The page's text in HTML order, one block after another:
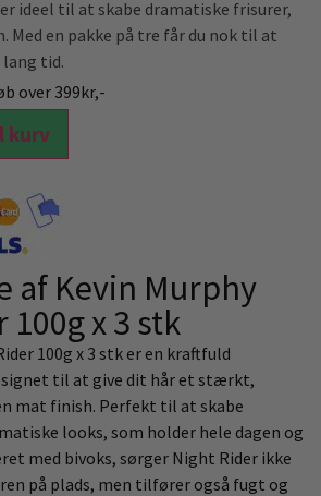
ideel til at skabe dramatiske frisurer,
Med en pakke på tre får du nok til at
tid.
over 399kr,-
kurv
af Kevin Murphy
100g x 3 stk
100g x 3 stk er en kraftfuld
til at give dit hår et stærkt,
mat finish. Perfekt til at skabe
looks, som holder hele dagen og
med bivoks, sørger Night Rider ikke
på plads, men tilfører også fugt og